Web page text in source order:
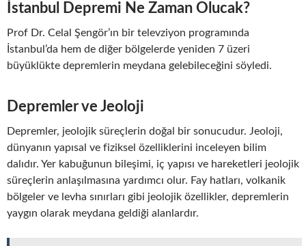
İstanbul Depremi Ne Zaman Olucak?
Prof Dr. Celal Şengör’ın bir televziyon programında
İstanbul’da hem de diğer bölgelerde yeniden 7 üzeri
büyüklükte depremlerin meydana gelebileceğini söyledi.
Depremler ve Jeoloji
Depremler, jeolojik süreçlerin doğal bir sonucudur. Jeoloji,
dünyanın yapısal ve fiziksel özelliklerini inceleyen bilim
dalıdır. Yer kabuğunun bileşimi, iç yapısı ve hareketleri jeolojik
süreçlerin anlaşılmasına yardımcı olur. Fay hatları, volkanik
bölgeler ve levha sınırları gibi jeolojik özellikler, depremlerin
yaygın olarak meydana geldiği alanlardır.